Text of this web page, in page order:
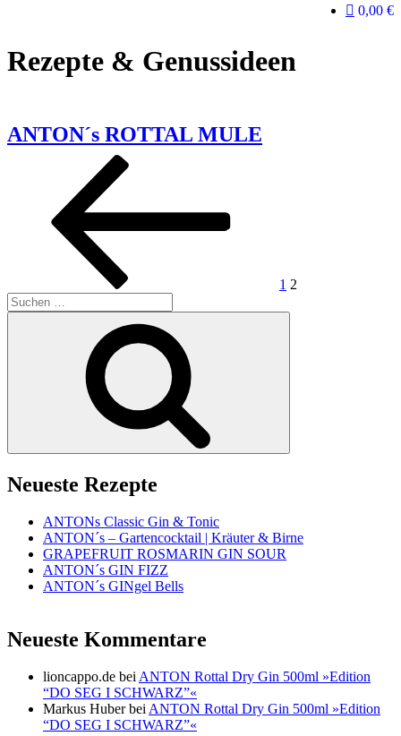
0,00 €
Rezepte & Genussideen
ANTON´s ROTTAL MULE
Beitragsnavigation
1 2
Suche
nach:
Neueste Rezepte
ANTONs Classic Gin & Tonic
ANTON´s – Gartencocktail | Kräuter & Birne
GRAPEFRUIT ROSMARIN GIN SOUR
ANTON´s GIN FIZZ
ANTON´s GINgel Bells
Neueste Kommentare
lioncappo.de bei ANTON Rottal Dry Gin 500ml »Edition
“DO SEG I SCHWARZ”«
Markus Huberbei ANTON Rottal Dry Gin 500ml »Edition
“DO SEG I SCHWARZ”«